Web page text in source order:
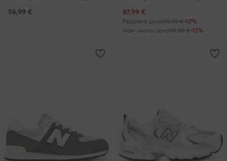
56,99 €
Актуална цена
87,99 €
Редовна цена99,99 €-12%
Най-ниска цена99,99 €-12%